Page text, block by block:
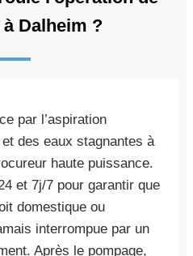
Dalheim ?
par l’aspiration
des eaux stagnantes à
haute puissance.
et 7j/7 pour garantir que
domestique ou
interrompue par un
Après le pompage,